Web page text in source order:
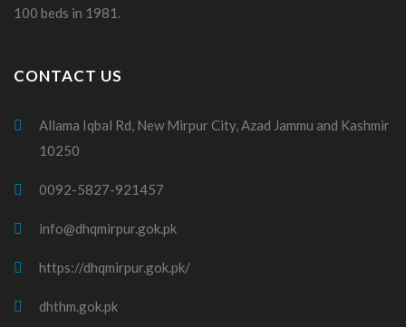
100 beds in 1981.
CONTACT US
Allama Iqbal Rd, New Mirpur City, Azad Jammu and Kashmir
10250
0092-5827-921457
info@dhqmirpur.gok.pk
https://dhqmirpur.gok.pk/
dhthm.gok.pk